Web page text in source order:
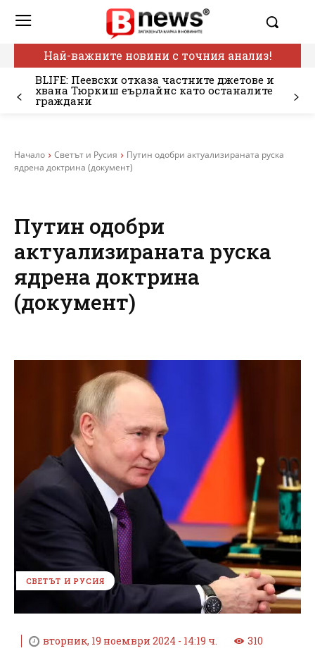
Най-важните новини с точния анализ!
BLIFE: Пеевски отказа частните джетове и
хвана Тюркиш еърлайнс като останалите
граждани
Начало Светът и Русия
Путин одобри актуализираната руска
ядрена доктрина (документ)
Путин одобри
актуализираната руска
ядрена доктрина
(документ)
СВЕТЪТ И РУСИЯ
вторник, 19 ноември 2024 - 14:19 ч. 310